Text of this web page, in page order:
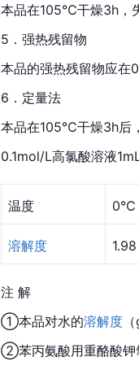
本品在105℃干燥3h，
5．强热残留物
本品的强热残留物应在
6．定量法
本品在105℃干燥3h后
0.1mol/L高氯酸溶液
温度 0℃
溶解度 1.98
注 解
①本品对水的溶解度
②苯丙氨酸用重酪酸钾